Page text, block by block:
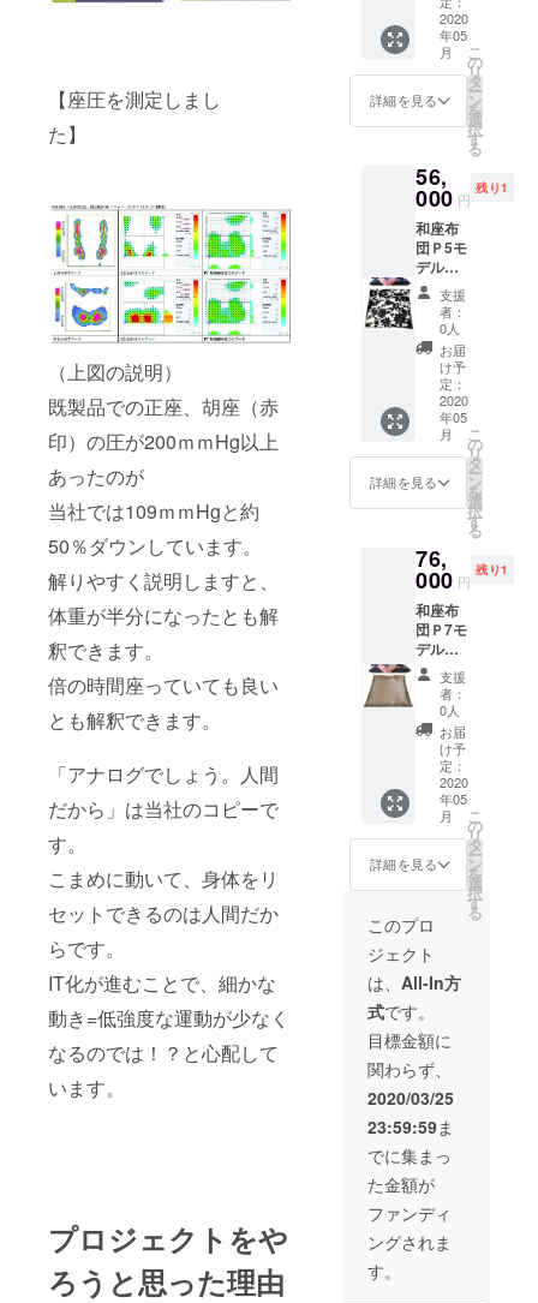
【座圧を測定しまし
た】
（上図の説明）
既製品での正座、胡座（赤
印）の圧が200ｍｍHg以上
あったのが
当社では109ｍｍHgと約
50％ダウンしています。
解りやすく説明しますと、
体重が半分になったとも解
釈できます。
倍の時間座っていても良い
とも解釈できます。
「アナログでしょう。人間
だから」は当社のコピーで
す。
こまめに動いて、身体をリ
セットできるのは人間だか
らです。
IT化が進むことで、細かな
動き=低強度な運動が少なく
なるのでは！？と心配して
います。
プロジェクトをや
ろうと思った理由
『母の
日』の
到着対
応致し
ます。
畳で
はもち
ろんの
こと、
フロー
リング
でも使
きま
す。 座
る場所
を選ば
ない、
座る姿
勢も選
ばな
い。 和
座布団
は技布
団で
す。
『母の
日』の
到着対
応致し
2020
年05
月
詳細を見る
こ
の
リ
タ
ー
ン
を
選
択
す
る
56,
000 円
残り1
和座布
団Ｐ5モ
デルと
替カ
バー4枚
セット
で
￥5600
0を1名
様 畳
ではも
ちろん
のこ
と、フ
ローリ
ングで
ができ
ます。
座る場
所を選
ばな
い、座
る姿勢
も選ば
ない。
和座布
団は技
布団で
す。
『母の
日』の
到着対
応致し
支援
者：
0人
お届
け予
定：
2020
年05
月
詳細を見る
こ
の
リ
タ
ー
ン
を
選
択
す
る
76,
000 円
残り1
和座布
団Ｐ7モ
デルと
替カ
バー4枚
セット
で
￥7600
0を1名
様 畳
ではも
ちろん
のこ
と、フ
ローリ
ングで
も使用
ができ
ます。
座る場
所を選
ばな
い、座
る姿勢
も選ば
ない。
和座布
団は技
布団で
す。
『母の
日』の
到着対
応致し
支援
者：
0人
お届
け予
定：
2020
年05
月
詳細を見る
こ
の
リ
タ
ー
ン
を
選
択
す
る
このプロ
ジェクト
は、 All-In方
式です。
目標金額に
関わらず、
2020/03/25
23:59:59ま
でに集まっ
た金額が
ファンディ
ングされま
す。